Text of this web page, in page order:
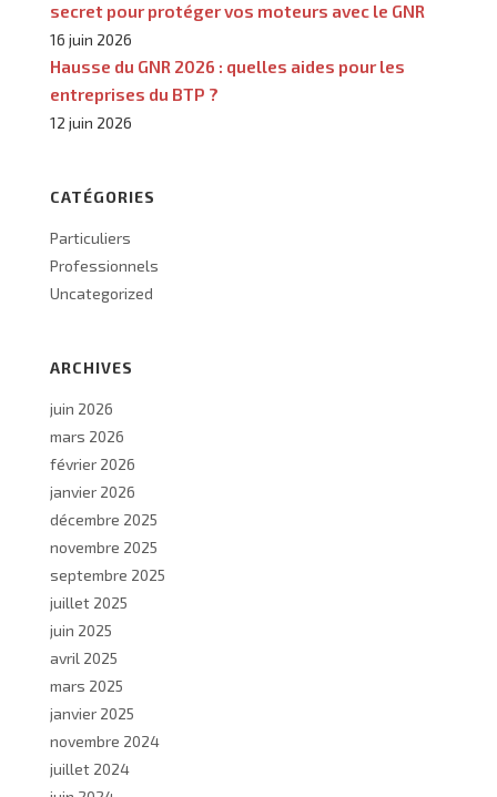
secret pour protéger vos moteurs avec le GNR
16 juin 2026
Hausse du GNR 2026 : quelles aides pour les
entreprises du BTP ?
12 juin 2026
CATÉGORIES
Particuliers
Professionnels
Uncategorized
ARCHIVES
juin 2026
mars 2026
février 2026
janvier 2026
décembre 2025
novembre 2025
septembre 2025
juillet 2025
juin 2025
avril 2025
mars 2025
janvier 2025
novembre 2024
juillet 2024